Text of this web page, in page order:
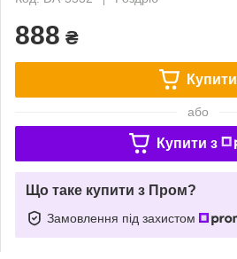
888 ₴
Купити
або
Купити з
Що таке купити з Пром?
Замовлення під захистом